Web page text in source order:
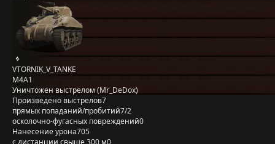
VTORNIK_V_TANKE
M4A1
Уничтожен выстрелом (Mr_DeDox)
Произведено выстрелов7
прямых попаданий/пробитий7/2
осколочно-фугасных повреждений0
Нанесение урона705
с дистанции свыше 300 м0